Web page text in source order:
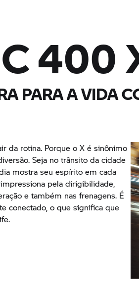
C 400
PARA A VIDA
da rotina. Porque o X é sinônimo
Seja no trânsito da cidade
mostra seu espírito em cada
pela dirigibilidade,
e também nas frenagens. É
conectado, o que significa que